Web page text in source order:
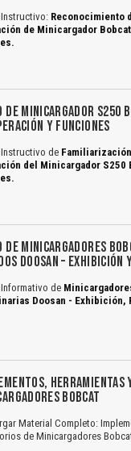
Reconocimiento
de Minicargador
DE MINICARGADOR S250
Y FUNCIONES
de
del Minicargador S250
DE MINICARGADORES
DOOSAN – EXHIBICIÓN
de
Doosan - Exhibición,
HERRAMIENTAS
BOBCAT
Material Completo:
de Minicargadores